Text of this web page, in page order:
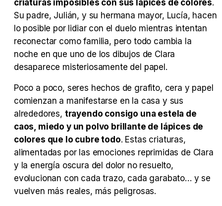
criaturas imposibles con sus lápices de colores.
Su padre, Julián, y su hermana mayor, Lucía, hacen
lo posible por lidiar con el duelo mientras intentan
reconectar como familia, pero todo cambia la
noche en que uno de los dibujos de Clara
desaparece misteriosamente del papel.
Poco a poco, seres hechos de grafito, cera y papel
comienzan a manifestarse en la casa y sus
alrededores, trayendo consigo una estela de
caos, miedo y un polvo brillante de lápices de
colores que lo cubre todo. Estas criaturas,
alimentadas por las emociones reprimidas de Clara
y la energía oscura del dolor no resuelto,
evolucionan con cada trazo, cada garabato… y se
vuelven más reales, más peligrosas.